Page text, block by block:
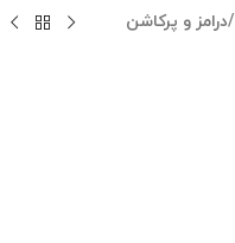
/درامز و پرکاشن